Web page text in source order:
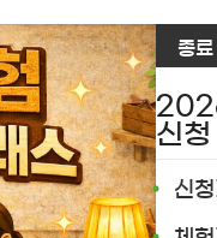
종료
신청
신